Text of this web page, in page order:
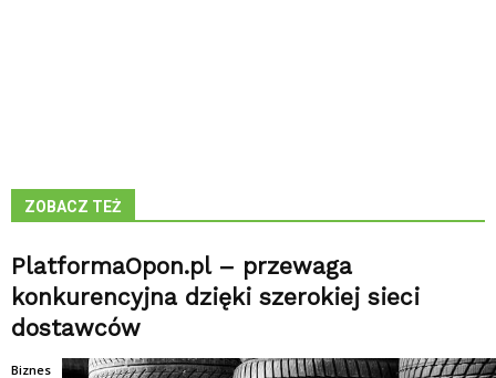
ZOBACZ TEŻ
PlatformaOpon.pl – przewaga
konkurencyjna dzięki szerokiej sieci
dostawców
Biznes